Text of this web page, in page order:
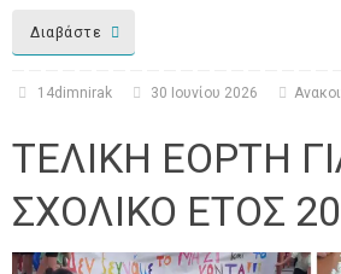
Διαβάστε
14dimnirak 30 Ιουνίου 2026
ΤΕΛΙΚΗ ΕΟΡΤΗ
ΣΧΟΛΙΚΟ ΕΤΟΣ